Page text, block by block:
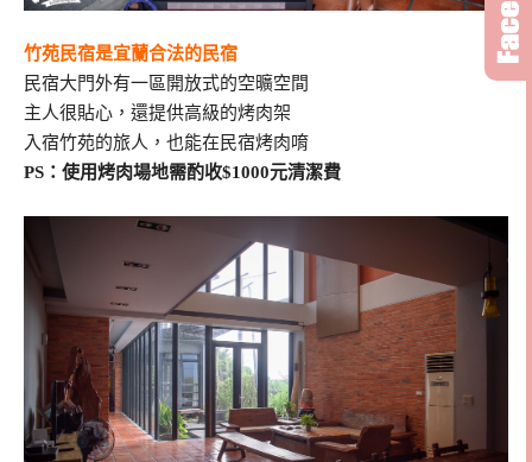
竹苑民宿是宜蘭合法的民宿
民宿大門外有一區開放式的空曠空間
主人很貼心，還提供高級的烤肉架
入宿竹苑的旅人，也能在民宿烤肉唷
PS：使用烤肉場地需酌收$1000元清潔費